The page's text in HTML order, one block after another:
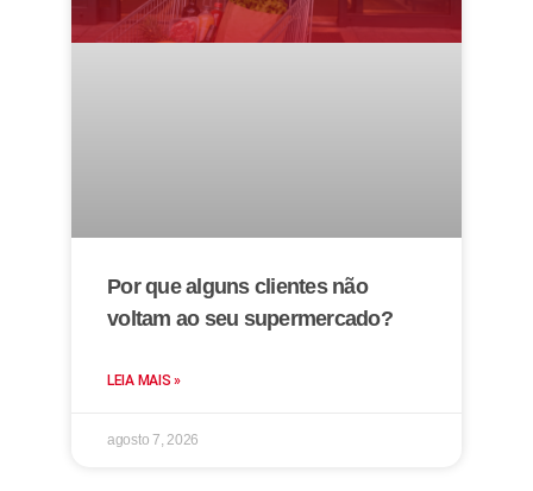
Por que alguns clientes não
voltam ao seu supermercado?
LEIA MAIS »
agosto 7, 2026